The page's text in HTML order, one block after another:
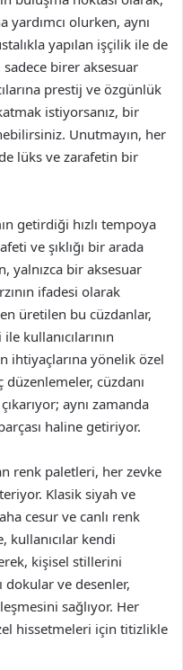
yardımcı olurken, aynı
yapılan işçilik ile de
birer aksesuar
prestij ve özgünlük
istiyorsanız, bir
Unutmayın, her
lüks ve zarafetin bir
getirdiği hızlı tempoya
ve şıklığı bir arada
yalnızca bir aksesuar
ifadesi olarak
üretilen bu cüzdanlar,
kullanıcılarının
ihtiyaçlarına yönelik özel
düzenlemeler, cüzdanı
aynı zamanda
haline getiriyor.
renk paletleri, her zevke
Klasik siyah ve
cesur ve canlı renk
kullanıcılar kendi
kişisel stillerini
dokular ve desenler,
sağlıyor. Her
hissetmeleri için titizlikle